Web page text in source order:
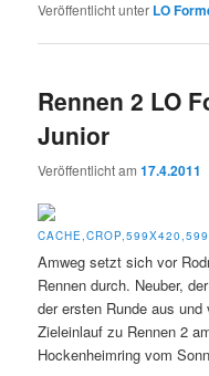
Veröffentlicht unter LO
Rennen 2 LO
Junior
Veröffentlicht am17.4.2011
Amweg setzt sich vor
Rennen durch. Neuber,
der ersten Runde aus
Zieleinlauf zu Rennen 2
Hockenheimring vom